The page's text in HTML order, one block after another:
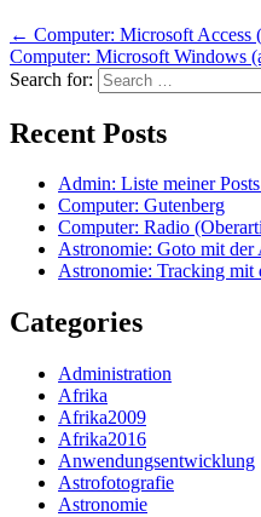
← Computer: Microsoft Access
Computer: Microsoft Windows
Search for:
Recent Posts
Admin: Liste meiner
Computer: Gutenberg
Computer: Radio
Astronomie: Goto mit
Astronomie: Tracking
Categories
Administration
Afrika
Afrika2009
Afrika2016
Anwendungsentwicklung
Astrofotografie
Astronomie